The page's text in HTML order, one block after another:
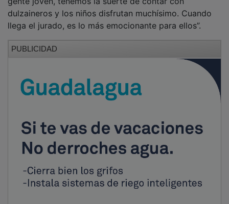
dulzaineros y los niños disfrutan muchísimo. Cuando
llega el jurado, es lo más emocionante para ellos”.